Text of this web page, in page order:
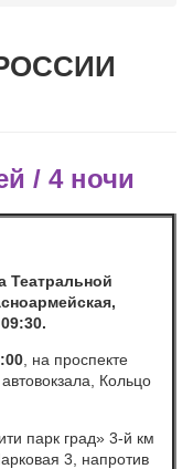
/ 4 ночи
Театральной
, на проспекте
Кольцо
парк град» 3-й км
3, напротив